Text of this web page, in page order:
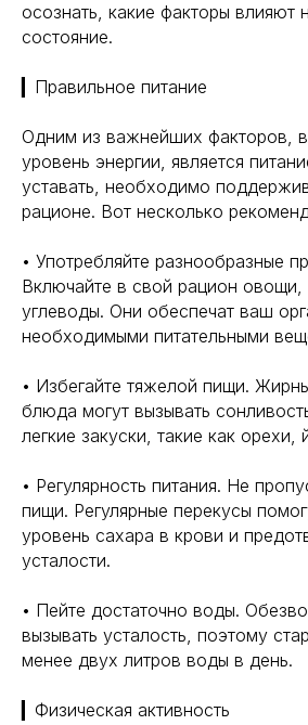
осознать, какие факторы влияют
состояние.
▎Правильное питание
Одним из важнейших факторов,
уровень энергии, является
уставать, необходимо
рационе. Вот несколько
• Употребляйте разнообразные
Включайте в свой рацион овощи,
углеводы. Они обеспечат ваш
необходимыми питательными
• Избегайте тяжелой пищи.
блюда могут вызывать
легкие закуски, такие как орехи,
• Регулярность питания. Не
пищи. Регулярные перекусы
уровень сахара в крови и
усталости.
• Пейте достаточно воды.
вызывать усталость, поэтому
менее двух литров воды в день.
▎Физическая активность